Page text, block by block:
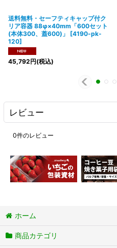
送料無料・セーフティキャップ付ク
リア容器 88φ×40mm「600セット
(本体300、蓋600)」
[4190-pk-
120]
45,792円(税込)
レビュー
0件のレビュー
ホーム
商品カテゴリ